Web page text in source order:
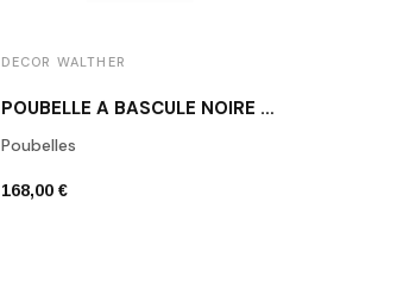
DECOR WALTHER
POUBELLE À BASCULE NOIRE DW125
Poubelles
168,00 €